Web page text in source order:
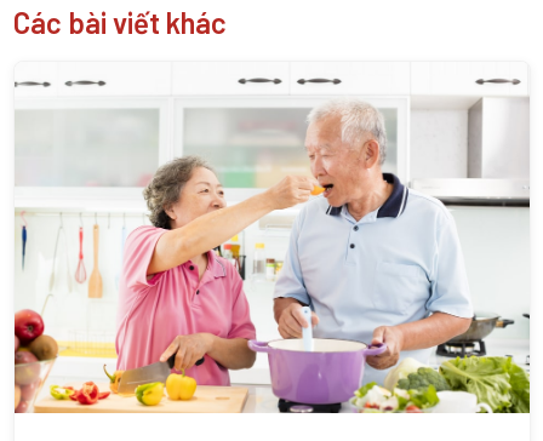
Các bài viết khác